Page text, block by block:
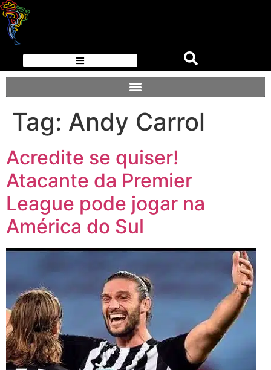
Tag: Andy Carrol
Acredite se quiser!
Atacante da Premier
League pode jogar na
América do Sul